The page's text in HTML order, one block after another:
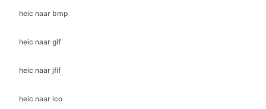
heic naar jfif
heic naar ico
heic naar jpeg
heic naar pdf